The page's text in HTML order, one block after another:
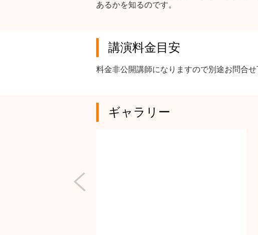
あるかを知るのです。
講演料金目安
料金非公開講師になりますので別途お問合せ
ギャラリー